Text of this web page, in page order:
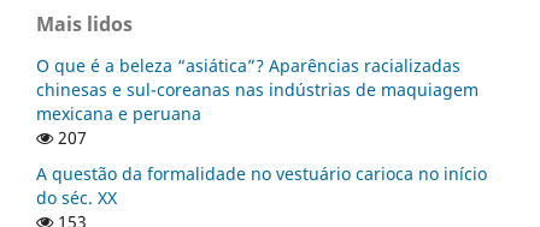
Mais lidos
O que é a beleza “asiática”? Aparências racializadas
chinesas e sul-coreanas nas indústrias de maquiagem
mexicana e peruana
207
A questão da formalidade no vestuário carioca no início
do séc. XX
153